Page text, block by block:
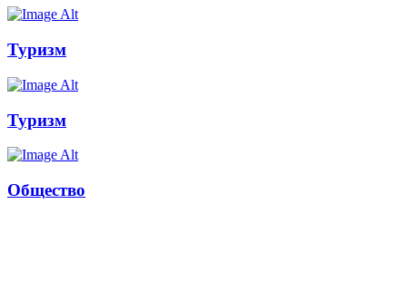
Туризм
Туризм
Общество